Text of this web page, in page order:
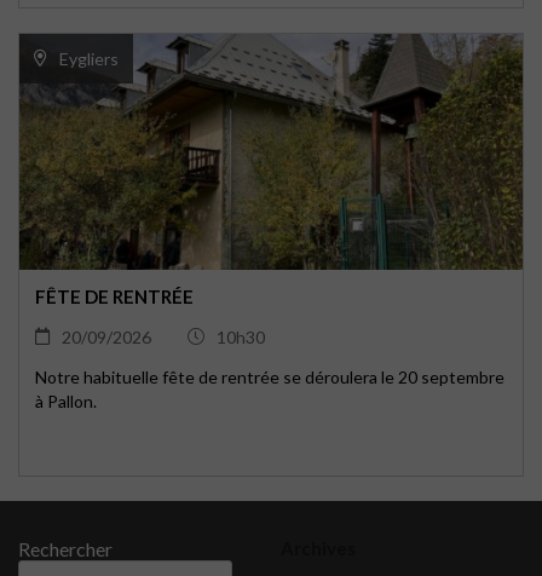
Eygliers
FÊTE DE RENTRÉE
20/09/2026
10h30
Notre habituelle fête de rentrée se déroulera le 20 septembre
à Pallon.
Rechercher